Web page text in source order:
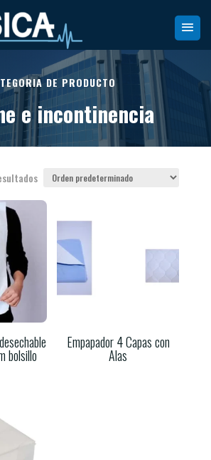
DE PRODUCTO
e incontinencia
bolsillo
Empapador 4 Capas con
Alas